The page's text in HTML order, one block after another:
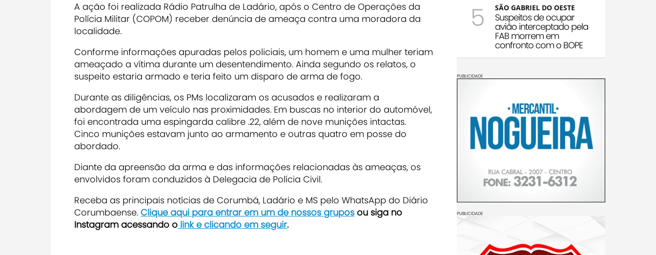
A ação foi realizada Rádio Patrulha de Ladário, após o Centro de Operações da
Polícia Militar (COPOM) receber denúncia de ameaça contra uma moradora da
localidade.
Conforme informações apuradas pelos policiais, um homem e uma mulher teriam
ameaçado a vítima durante um desentendimento. Ainda segundo os relatos, o
suspeito estaria armado e teria feito um disparo de arma de fogo.
Durante as diligências, os PMs localizaram os acusados e realizaram a
abordagem de um veículo nas proximidades. Em buscas no interior do automóvel,
foi encontrada uma espingarda calibre .22, além de nove munições intactas.
Cinco munições estavam junto ao armamento e outras quatro em posse do
abordado.
Diante da apreensão da arma e das informações relacionadas às ameaças, os
envolvidos foram conduzidos à Delegacia de Polícia Civil.
Receba as principais notícias de Corumbá, Ladário e MS pelo WhatsApp do Diário
Corumbaense. Clique aqui para entrar em um de nossos grupos ou siga no
Instagram acessando o link e clicando em seguir.
5 SÃO GABRIEL DO OESTE
Suspeitos de ocupar
avião interceptado pela
FAB morrem em
confronto com o BOPE
PUBLICIDADE
PUBLICIDADE